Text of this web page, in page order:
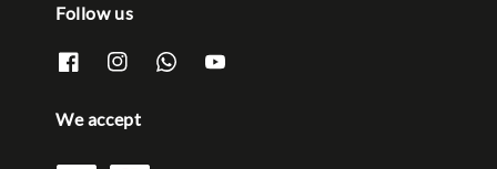
Follow us
We accept